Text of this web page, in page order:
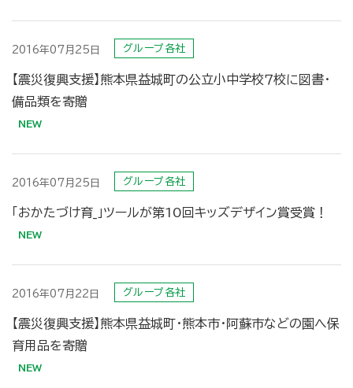
2016年07月25日 グループ各社
【震災復興支援】熊本県益城町の公立小中学校７校に図書・
備品類を寄贈
2016年07月25日 グループ各社
「おかたづけ育_」ツールが第10回キッズデザイン賞受賞！
2016年07月22日 グループ各社
【震災復興支援】熊本県益城町・熊本市・阿蘇市などの園へ保
育用品を寄贈